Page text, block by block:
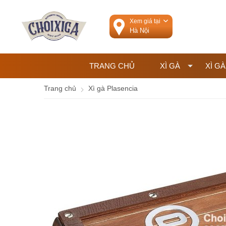
Xem giá tại
TRANG CHỦ XÌ GÀ XÌ
Trang chủ Xì gà Plasencia